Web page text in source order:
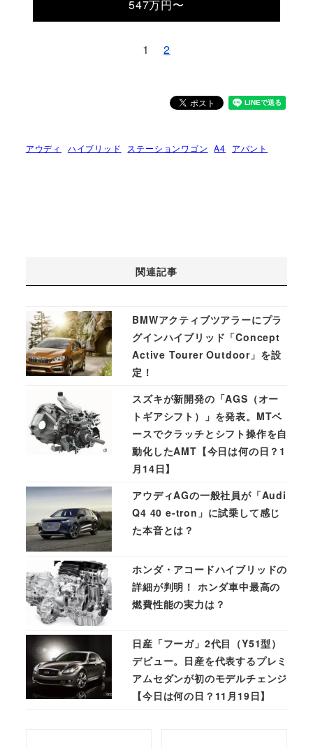
547万円〜
1 2
アウディ ハイブリッド ステーションワゴン A4 アバント
関連記事
BMWアクティブツアラーにプラ
グインハイブリッド「Concept
Active Tourer Outdoor」を設
定！
スズキが新開発の「AGS（オー
トギアシフト）」を発表。MTベ
ースでクラッチとシフト操作を自
動化したAMT【今日は何の日？1
月14日】
アウディAGの一般社員が「Audi
Q4 40 e-tron」に試乗して感じ
た本音とは？
ホンダ・アコードハイブリッドの
詳細が判明！ ホンダ車中最高の
燃費性能の実力は？
日産「フーガ」2代目（Y51型）
デビュー。日産を代表するプレミ
アムセダンが初のモデルチェンジ
【今日は何の日？11月19日】